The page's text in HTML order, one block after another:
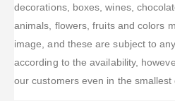
decorations, boxes, wines,
animals, flowers, fruits and colors
image, and these are subject to
according to the availability,
our customers even in the smallest